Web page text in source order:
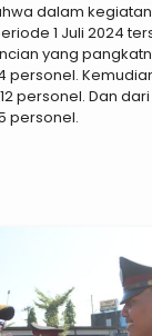
dalam
1 Juli 2024
yang
personel.
personel. Dan
personel.